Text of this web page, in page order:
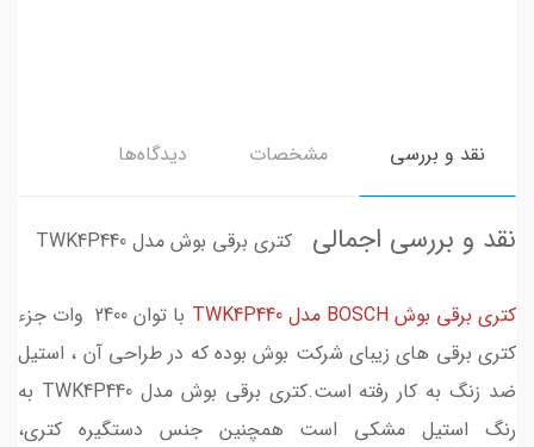
نقد و بررسی مشخصات دیدگاه‌ها
نقد و بررسی اجمالی کتری برقی بوش مدل TWK4P440
کتری برقی بوش BOSCH مدل TWK4P440
با توان 2400 وات جزء
کتری برقی های زیبای شرکت بوش بوده که در طراحی آن ، استیل
ضد زنگ به کار رفته است.کتری برقی بوش مدل TWK4P440 به
رنگ استیل مشکی است همچنین جنس دستگیره کتری،